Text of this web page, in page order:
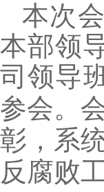
本次
本部领
司领导
参会。
彰，系
反腐败